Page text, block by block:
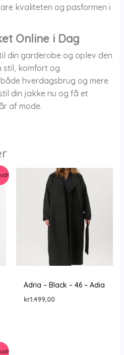
kvaliteten og pasformen i
Online i Dag
din garderobe og oplev den
stil, komfort og
hverdagsbrug og mere
din jakke nu og få et
af mode.
Adria – Black – 46 – Adia
kr.1.499,00